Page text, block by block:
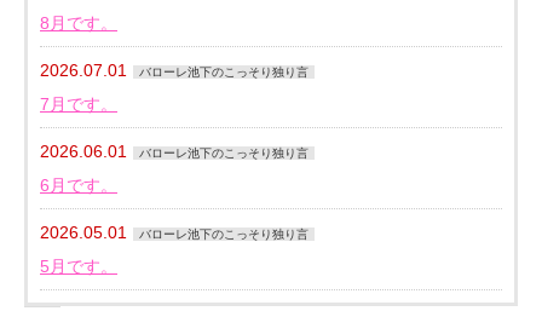
8月です。
2026.07.01 バローレ池下のこっそり独り言
7月です。
2026.06.01 バローレ池下のこっそり独り言
6月です。
2026.05.01 バローレ池下のこっそり独り言
5月です。